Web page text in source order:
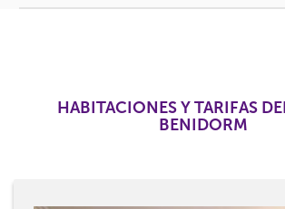
HABITACIONES Y TARIFAS
BENIDORM